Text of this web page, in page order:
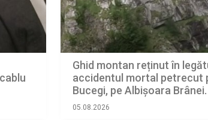
Ghid montan reținut în
accidentul mortal petrecut
Bucegi, pe Albișoara
din anchetă făcute publice
05.08.2026